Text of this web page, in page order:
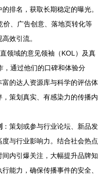
排名，获取长期稳定的曝光。
价、广告创意、落地页转化等
效引流。
直领域的意见领袖（KOL）及真
，通过他们的口碑和体验分
的达人资源库与科学的评估体
策划真实、有感染力的传播内
：策划或参与行业论坛、新品发
与行业影响力。结合社会热点
内引爆关注，大幅提升品牌知
能力，确保传播事件的安全、